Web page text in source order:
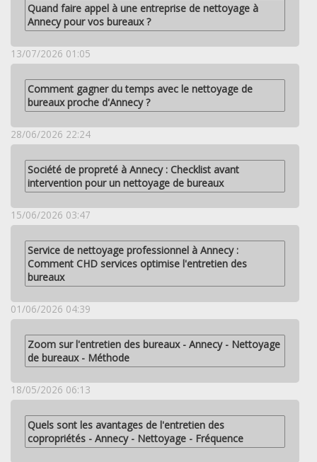
Quand faire appel à une entreprise de nettoyage à
Annecy pour vos bureaux ?
13/07/2026 01:05
Comment gagner du temps avec le nettoyage de
bureaux proche d'Annecy ?
28/06/2026 22:24
Société de propreté à Annecy : Checklist avant
intervention pour un nettoyage de bureaux
15/06/2026 03:47
Service de nettoyage professionnel à Annecy :
Comment CHD services optimise l'entretien des
bureaux
01/06/2026 04:39
Zoom sur l'entretien des bureaux - Annecy - Nettoyage
de bureaux - Méthode
18/05/2026 06:13
Quels sont les avantages de l'entretien des
copropriétés - Annecy - Nettoyage - Fréquence